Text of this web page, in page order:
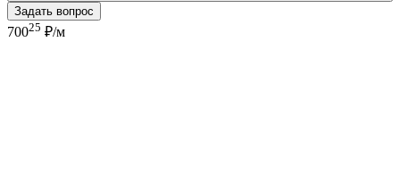
Задать вопрос
70025 ₽/м